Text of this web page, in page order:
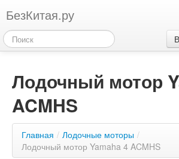
БезКитая.ру
Каталог
Контакты
Акции 3
Лодочный мотор
ACMHS
Главная / Лодочные моторы /
Лодочный мотор Yamaha 4 ACMHS